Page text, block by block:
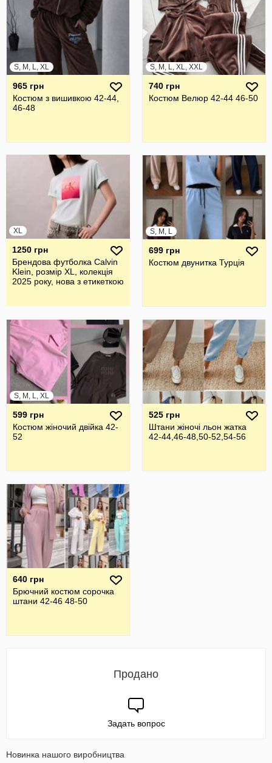
S, M, L, XL
965 грн
Костюм з вишивкою 42-44,
46-48
S, M, L, XL, XXL
740 грн
Костюм Велюр 42-44 46-50
XL
1250 грн
Брендова футболка Calvin
Klein, розмір XL, колекція
2025 року, нова з етикеткою
S, M, L
699 грн
Костюм двунитка Турція
S, M, L, XL
599 грн
Костюм жіночий двійка 42-
52
525 грн
Штани жіночі льон жатка
42-44,46-48,50-52,54-56
640 грн
Брючний костюм сорочка
штани 42-46 48-50
Продано
Задать вопрос
Новинка нашого виробництва